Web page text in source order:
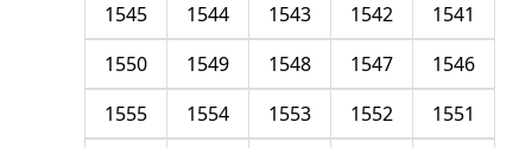
1541
1542
1543
1544
1545
1546
1547
1548
1549
1550
1551
1552
1553
1554
1555